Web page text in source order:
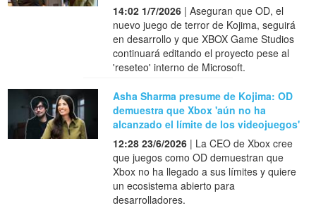
14:02 1/7/2026 | Aseguran que OD, el
nuevo juego de terror de Kojima, seguirá
en desarrollo y que XBOX Game Studios
continuará editando el proyecto pese al
'reseteo' interno de Microsoft.
Asha Sharma presume de Kojima: OD
demuestra que Xbox 'aún no ha
alcanzado el límite de los videojuegos'
12:28 23/6/2026 | La CEO de Xbox cree
que juegos como OD demuestran que
Xbox no ha llegado a sus límites y quiere
un ecosistema abierto para
desarrolladores.